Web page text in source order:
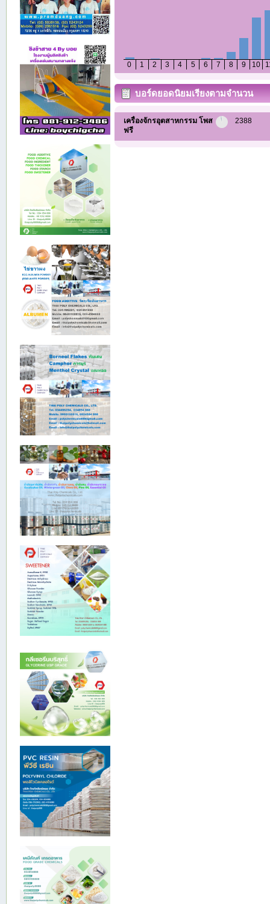
0 1 2 3 4 5 6 7 8 9 10
บอร์ดยอดนิยมเรียงตามจำนวน
กระทู้
เครื่องจักรอุตสาหกรรม โพส
ฟรี
2388